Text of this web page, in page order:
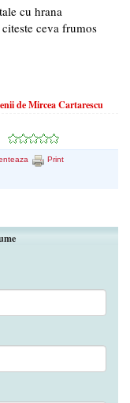
cu hrana
ceva frumos
de Mircea Cartarescu
Print